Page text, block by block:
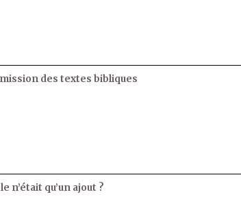
des textes bibliques
n’était qu’un ajout ?